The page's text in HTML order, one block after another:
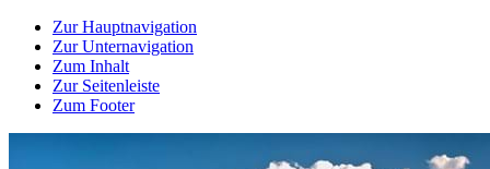
Zur Hauptnavigation
Zur Unternavigation
Zum Inhalt
Zur Seitenleiste
Zum Footer